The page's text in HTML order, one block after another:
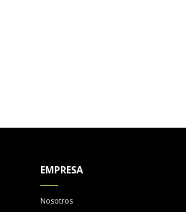
EMPRESA
Nosotros